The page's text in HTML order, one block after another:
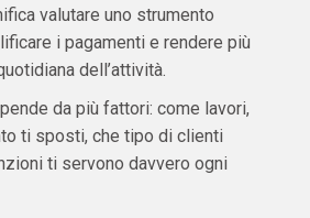
valutare uno strumento
i pagamenti e rendere più
dell’attività.
da più fattori: come lavori,
ti sposti, che tipo di clienti
ti servono davvero ogni